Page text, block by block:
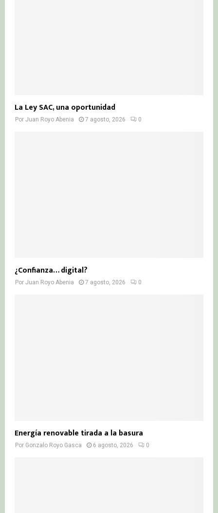
La Ley SAC, una oportunidad
Por Juan Royo Abenia 7 agosto, 2026 0
¿Confianza… digital?
Por Juan Royo Abenia 7 agosto, 2026 0
Energía renovable tirada a la basura
Por Gonzalo Royo Gasca 6 agosto, 2026 0